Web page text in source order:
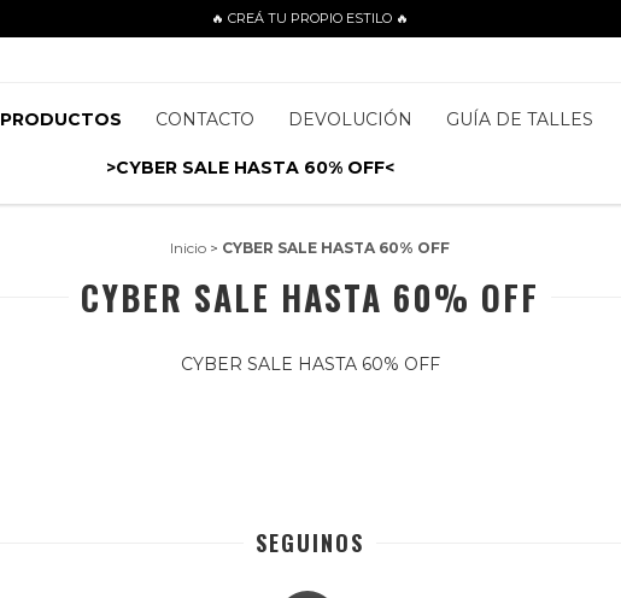
🔥 CREÁ TU PROPIO ESTILO 🔥
PRODUCTOS CONTACTO DEVOLUCIÓN GUÍA DE TALLES
>CYBER SALE HASTA 60% OFF<
Inicio > CYBER SALE HASTA 60% OFF
CYBER SALE HASTA 60% OFF
CYBER SALE HASTA 60% OFF
SEGUINOS